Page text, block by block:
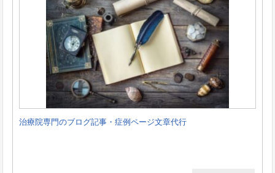
治療院専門のブログ記事・症例ページ文章代行